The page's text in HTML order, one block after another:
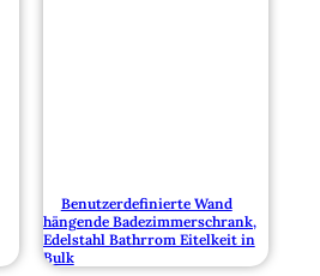
Benutzerdefinierte Wand
hängende Badezimmerschrank,
Edelstahl Bathrrom Eitelkeit in
Bulk